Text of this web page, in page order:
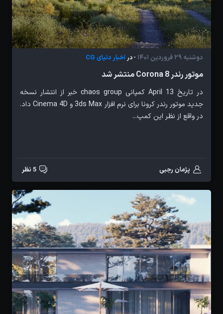
دوشنبه 29 فروردین 1401 - دراخبار دنیای CG
موتور رندر Corona 8 منتشر شد
در تاریخ 13 April کمپانی chaos group خبر از انتشار نسخه
جدید موتور رندر کرونا برای نرم افزار 3ds Max و Cinema 4D داد.
در واقع از نظر این کمپ...
پژمان رجبی 5 نظر